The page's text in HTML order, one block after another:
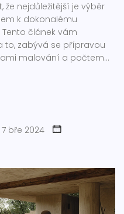
že nejdůležitější je výběr
k dokonalému
článek vám
to, zabývá se přípravou
malování a počtem
také na správně
7 bře 2024